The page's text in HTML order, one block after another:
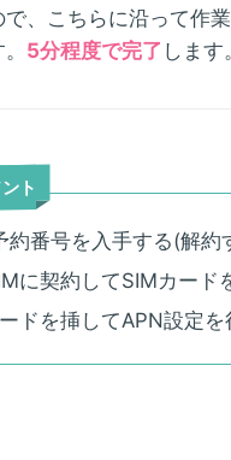
、こちらに沿って作
5分程度で完了 します。
ト
約番号を入手する(解約
に契約してSIMカード
ドを挿してAPN設定を